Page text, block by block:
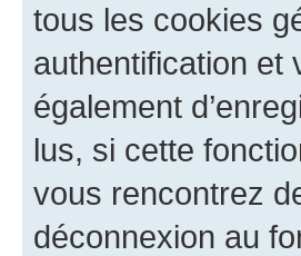
tous les cookies
authentification et
également
lus, si cette
vous rencontrez
déconnexion au